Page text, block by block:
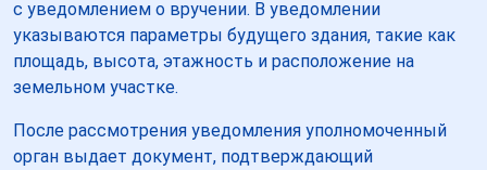
с уведомлением о вручении. В уведомлении
указываются параметры будущего здания, такие как
площадь, высота, этажность и расположение на
земельном участке.
После рассмотрения уведомления уполномоченный
орган выдает документ, подтверждающий